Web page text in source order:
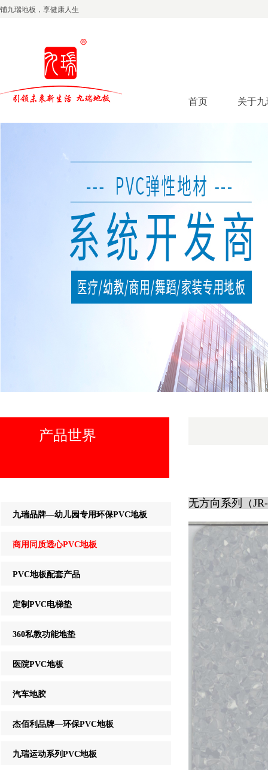
铺九瑞地板，享健康人生
首页 关于
产品世界
九瑞品牌—幼儿园专用环保PVC地板
商用同质透心PVC地板
PVC地板配套产品
定制PVC电梯垫
360私教功能地垫
医院PVC地板
汽车地胶
杰佰利品牌—环保PVC地板
九瑞运动系列PVC地板
无方向系列（